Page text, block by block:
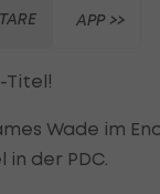
APP >>
Titel!
Wade im
der PDC.